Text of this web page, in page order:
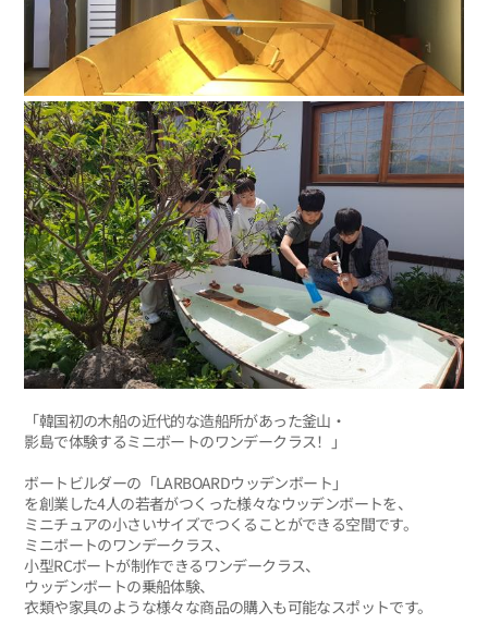
「韓国初の木船の近代的な造船所があった釜山・
影島で体験するミニボートのワンデークラス！」
ボートビルダーの「LARBOARDウッデンボート」
を創業した4人の若者がつくった様々なウッデンボートを、
ミニチュアの小さいサイズでつくることができる空間です。
ミニボートのワンデークラス、
小型RCボートが制作できるワンデークラス、
ウッデンボートの乗船体験、
衣類や家具のような様々な商品の購入も可能なスポットです。